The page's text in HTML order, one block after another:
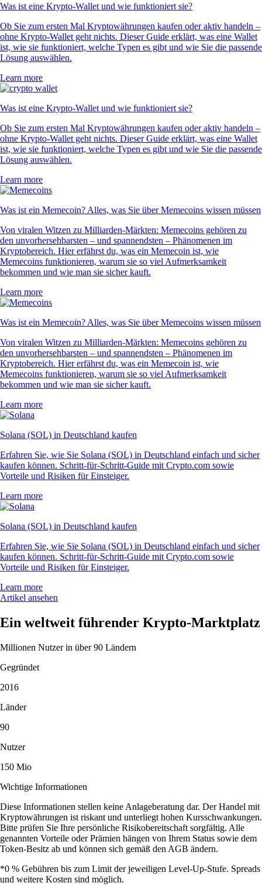
Was ist eine Krypto-Wallet und wie funktioniert sie?
Ob Sie zum ersten Mal Kryptowährungen kaufen oder aktiv handeln –
ohne Krypto-Wallet geht nichts. Dieser Guide erklärt, was eine Wallet
ist, wie sie funktioniert, welche Typen es gibt und wie Sie die passende
Lösung auswählen.
Learn more
Was ist eine Krypto-Wallet und wie funktioniert sie?
Ob Sie zum ersten Mal Kryptowährungen kaufen oder aktiv handeln –
ohne Krypto-Wallet geht nichts. Dieser Guide erklärt, was eine Wallet
ist, wie sie funktioniert, welche Typen es gibt und wie Sie die passende
Lösung auswählen.
Learn more
Was ist ein Memecoin? Alles, was Sie über Memecoins wissen müssen
Von viralen Witzen zu Milliarden-Märkten: Memecoins gehören zu
den unvorhersehbarsten – und spannendsten – Phänomenen im
Kryptobereich. Hier erfährst du, was ein Memecoin ist, wie
Memecoins funktionieren, warum sie so viel Aufmerksamkeit
bekommen und wie man sie sicher kauft.
Learn more
Was ist ein Memecoin? Alles, was Sie über Memecoins wissen müssen
Von viralen Witzen zu Milliarden-Märkten: Memecoins gehören zu
den unvorhersehbarsten – und spannendsten – Phänomenen im
Kryptobereich. Hier erfährst du, was ein Memecoin ist, wie
Memecoins funktionieren, warum sie so viel Aufmerksamkeit
bekommen und wie man sie sicher kauft.
Learn more
Solana (SOL) in Deutschland kaufen
Erfahren Sie, wie Sie Solana (SOL) in Deutschland einfach und sicher
kaufen können. Schritt-für-Schritt-Guide mit Crypto.com sowie
Vorteile und Risiken für Einsteiger.
Learn more
Solana (SOL) in Deutschland kaufen
Erfahren Sie, wie Sie Solana (SOL) in Deutschland einfach und sicher
kaufen können. Schritt-für-Schritt-Guide mit Crypto.com sowie
Vorteile und Risiken für Einsteiger.
Learn more
Artikel ansehen
Ein weltweit führender Krypto-Marktplatz
Millionen Nutzer in über 90 Ländern
Gegründet
2016
Länder
90
Nutzer
150 Mio
Wichtige Informationen
Diese Informationen stellen keine Anlageberatung dar. Der Handel mit
Kryptowährungen ist riskant und unterliegt hohen Kursschwankungen.
Bitte prüfen Sie Ihre persönliche Risikobereitschaft sorgfältig. Alle
genannten Vorteile oder Prämien hängen von Ihrem Status sowie dem
Token-Besitz ab und können sich gemäß den AGB ändern.
*0 % Gebühren bis zum Limit der jeweiligen Level-Up-Stufe. Spreads
und weitere Kosten sind möglich.